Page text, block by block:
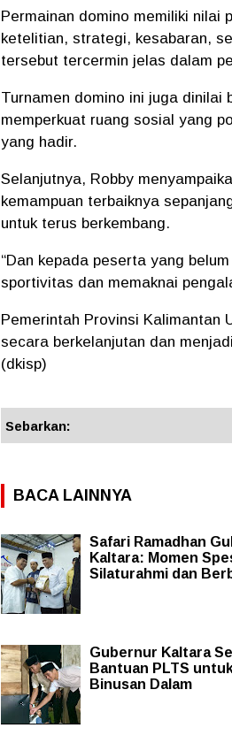
Permainan domino memiliki nilai
ketelitian, strategi, kesabaran,
tersebut tercermin jelas dalam
Turnamen domino ini juga dinilai
memperkuat ruang sosial yang
yang hadir.
Selanjutnya, Robby
kemampuan terbaiknya
untuk terus berkembang.
“Dan kepada peserta yang
sportivitas dan memaknai
Pemerintah Provinsi Kalimantan
secara berkelanjutan dan
(dkisp)
Sebarkan:
BACA LAINNYA
Safari Ramadhan
Kaltara: Momen
Silaturahmi dan
Gubernur Kaltara
Bantuan PLTS
Binusan Dalam